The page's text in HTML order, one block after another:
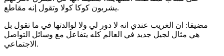
يشربون كوكا كولا وتقول إنه مقاطع.
مضيفا: ان الغريب عندي انه لا دور لي ولا لوالدتها في ما تقول بل
هي مثال لجيل جديد في العالم كله يتفاعل مع وسائل التواصل
الاجتماعي.